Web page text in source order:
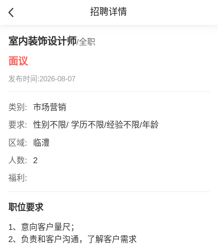
招聘详情
室内装饰设计师/全职
面议
发布时间:2026-08-07
类别:
市场营销
要求:
性别不限/ 学历不限/经验不限/年龄
区域:
临澧
人数:
2
福利:
职位要求
1、意向客户量尺；
2、负责和客户沟通，了解客户需求